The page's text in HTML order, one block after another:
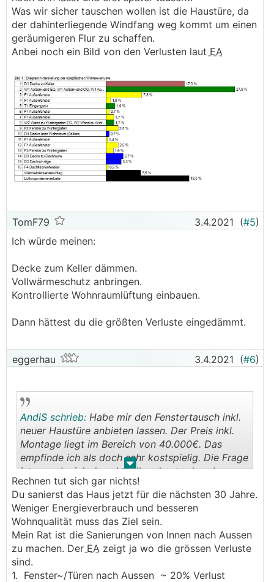
Was wir sicher tauschen wollen ist die Haustüre, da
der dahinterliegende Windfang weg kommt um einen
geräumigeren Flur zu schaffen.
Anbei noch ein Bild von den Verlusten laut EA
TomF79 3.4.2021 (#5)
Ich würde meinen:
Decke zum Keller dämmen.
Vollwärmeschutz anbringen.
Kontrollierte Wohnraumlüftung einbauen.
Dann hättest du die größten Verluste eingedämmt.
eggerhau 3.4.2021 (#6)
. .
AndiS schrieb: Habe mir den Fenstertausch inkl.
neuer Haustüre anbieten lassen. Der Preis inkl.
Montage liegt im Bereich von 40.000€. Das
empfinde ich als doch sehr kostspielig. Die Frage
ist nun ob sich das aktuell rechnet oder ob man
die Fenster nicht doch lieber noch drin lässt und
erst später tauscht.
Rechnen tut sich gar nichts!
Du sanierst das Haus jetzt für die nächsten 30 Jahre.
Weniger Energieverbrauch und besseren
Wohnqualität muss das Ziel sein.
Mein Rat ist die Sanierungen von Innen nach Aussen
zu machen. Der EA zeigt ja wo die grössen Verluste
sind.
1. Fenster~/Türen nach Aussen ~ 20% Verlust